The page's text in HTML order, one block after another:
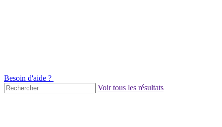
Besoin d'aide ?
Voir tous les résultats